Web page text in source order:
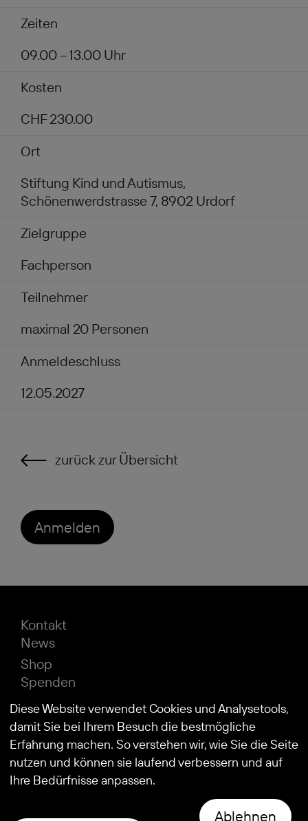
Zeiten
09.00 – 13.00 Uhr
Kosten
CHF 230.00
Ort
Stiftung Kind und Autismus,
Schönenwerdstrasse 7, 8902 Urdorf
Zielgruppe
Fachperson
Teilnehmer
maximal 20 Personen
Anmeldeschluss
12.05.2027
zurück zur Übersicht
Anmelden
© 2026Stiftung Kind und Autismus
Kontakt
News
Shop
Spenden
Impressum
Datenschutz
Diese Website verwendet Cookies und Analysetools,
damit Sie bei Ihrem Besuch die bestmögliche
Erfahrung machen. So verstehen wir, wie Sie die Seite
nutzen und können sie laufend verbessern und auf
Ihre Bedürfnisse anpassen.
Ablehnen